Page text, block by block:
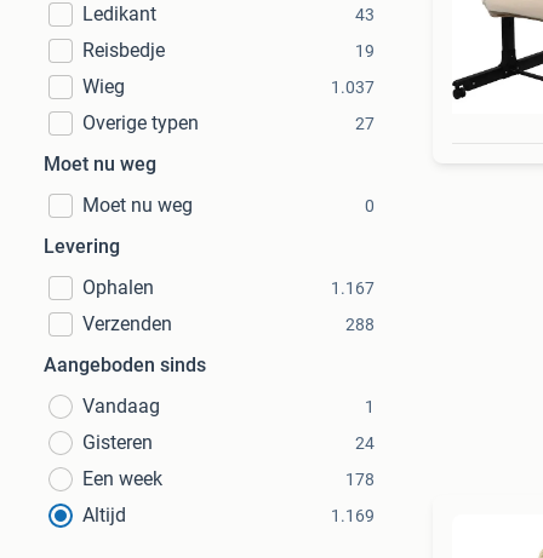
Ledikant
43
Reisbedje 19
Wieg 1.037
Overige typen 27
Moet nu weg
Moet nu weg
0
Levering
Ophalen
1.167
Verzenden 288
Aangeboden sinds
Vandaag
1
Gisteren 24
Een week 178
Altijd 1.169